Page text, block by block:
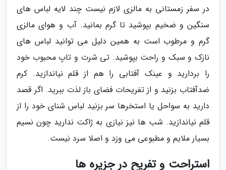
در سفر زمستانی به مالزی لازم نیست چند لایه لباس های
سنگین و ضخیم بپوشید تا گرم بمانید. آب و هوای مالزی
گرم و مرطوب است به همین دلیل می توانید لباس های
نازک و سبک و راحت بپوشید. تی شرت و تاپ محبوب خود
را بردارید و عینک آفتابی را هم از قلم نیاندازید. کرم
ضدآفتاب بزنید و از تفریحات فضای باز لذت ببرید. اگر قصد
دارید به سواحل یا استخرها سر بزنید لباس شنای خود را از
قلم نیاندازید. شب ها نیز نیازی به ژاکت ندارید چون نسیم
بسیار ملایم و مطبوعی می وزد و اصلا سرد نیست.
استراحت و تفریح در جزیره ها